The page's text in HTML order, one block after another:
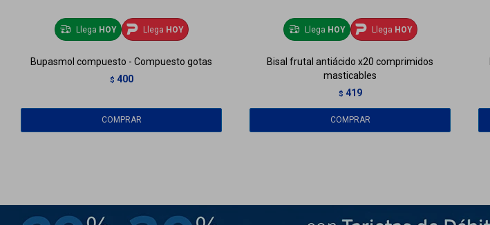
Llega HOY Llega HOY
Bupasmol compuesto - Compuesto gotas
$ 400
Llega HOY Llega HOY
Bisal frutal antiácido x20 comprimidos
masticables
$ 419